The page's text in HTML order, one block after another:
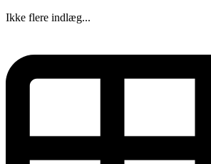
Ikke flere indlæg...